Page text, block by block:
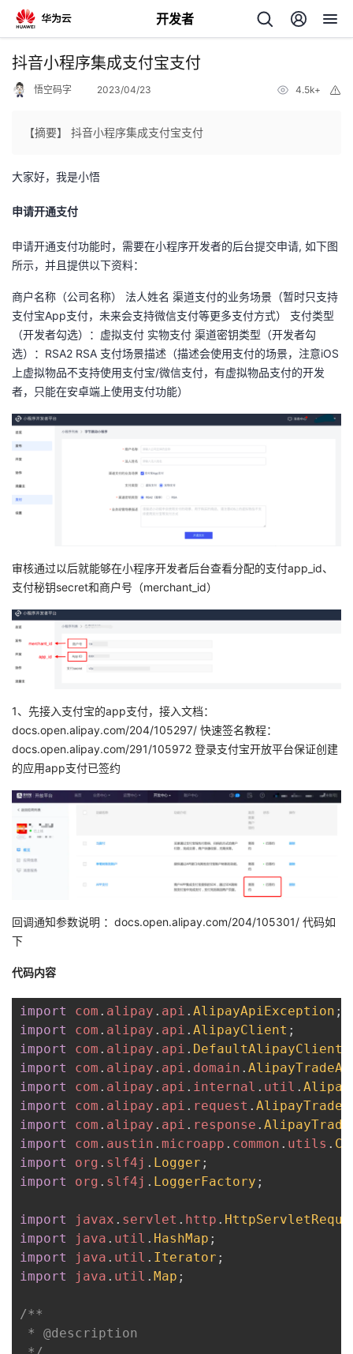
开发者
返
主
页
的
开
发
者
我
坛
圈
子
的
直
播
我
的
活
我
的
我
的
开
发
者
学
我
程
认
证
的
实
验
我
的
收
藏
我
的
Programs
我
的
支
持
的
支
持
我
声
建
议
抖音小程序集成支付宝支付
悟空码字 2023/04/23 4.5k+
【摘要】 抖音小程序集成支付宝支付
大家好，我是小悟
申请开通支付
申请开通支付功能时，需要在小程序开发者的后台提交申请, 如下图
所示，并且提供以下资料：
商户名称（公司名称） 法人姓名 渠道支付的业务场景（暂时只支持
支付宝App支付，未来会支持微信支付等更多支付方式） 支付类型
（开发者勾选）：虚拟支付 实物支付 渠道密钥类型（开发者勾
选）：RSA2 RSA 支付场景描述（描述会使用支付的场景，注意iOS
上虚拟物品不支持使用支付宝/微信支付，有虚拟物品支付的开发
者，只能在安卓端上使用支付功能）
审核通过以后就能够在小程序开发者后台查看分配的支付app_id、
支付秘钥secret和商户号（merchant_id）
1、先接入支付宝的app支付，接入文档：
docs.open.alipay.com/204/105297/ 快速签名教程：
docs.open.alipay.com/291/105972 登录支付宝开放平台保证创建
的应用app支付已签约
回调通知参数说明 ：docs.open.alipay.com/204/105301/ 代码如
下
代码内容
import com . alipay . api . AlipayApiException ;
import
com . alipay . api . AlipayClient ;
import
com . alipay . api . DefaultAlipayClient
import
com . alipay . api . domain .
import
com . alipay . api . internal . util .
import
com . alipay . api . request .
import
com . alipay . api . response .
import
com . austin . microapp . common . utils .
import
org . slf4j . Logger ;
import
org . slf4j . LoggerFactory ;
import javax . servlet . http .
import
java . util . HashMap ;
import
java . util . Iterator ;
import
java . util . Map ;
/**
* @description